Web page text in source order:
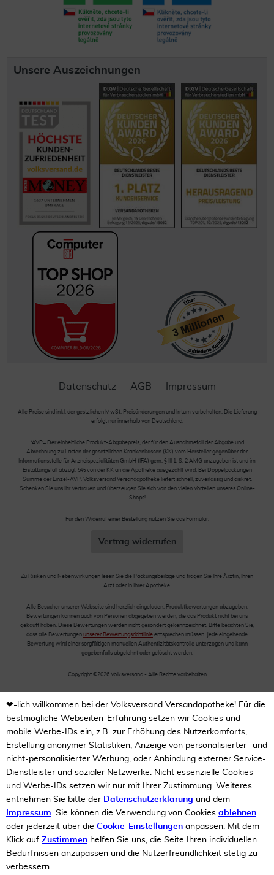
Unsere Auszeichnungen
Datenschutz AGB Impressum
Alle Preise sind inkl. der gestzlichen MwSt. Preisänderungen und Irrtum vorbehalten. Die Lieferung
erfolgt nur innerhalb von Deutschland.
*AVP= Der einheitliche Produkt-Abgabepreis, der für den Ausnahmefall der Abgabe und
Abrechnung zu Lasten der gesetzlichen Krankenkassen (KK) vom Hersteller gegenüber der
Informationsstelle für Arzneispezialitäten GmbH (IFA) gem. § III 1, S. 2 AMG anzugeben ist und im
Erstattungsfall abzügl. 5% von der KK an die Apotheke ausgezahlt wird. Bei Doppelpackungen
Summe der Einzel-AVP. Volksversand Versandapotheke liefert schnell, zuverlässig und diskret.
Schenken Sie uns Ihr Vertrauen und überzeugen Sie sich von den vielen Vorteilen unseres Online-
Shops!
Für den Widerruf einer Bestellung nutzen Sie das Formular:
Vertrag widerrufen
Zu Risiken und Nebenwirkungen lesen Sie die Packungsbeilage und fragen Sie Ihre Ärztin, Ihren
Arzt oder in Ihrer Apotheke.
Alle Besucher unserer Webseite sind herzlich eingeladen, Produktbewertungen abzugeben.
Bewertungen können auch von Personen abgegeben werden, die das Produkt nicht bei uns
gekauft haben. Diese Bewertungen werden nicht gesondert gekennzeichnet. Bitte beachten Sie,
dass alle Bewertungen unserer Bewertungsrichtlinie entsprechen müssen. Jede eingehende
Bewertung wird einer sorgfältigen manuellen Authentizitätskontrolle unterzogen und kann
gegebenfalls abgelehnt oder gelöscht werden.
Copyright ©2026 Volksversand - Alle Rechte vorbehalten
❤-lich willkommen bei der Volksversand Versandapotheke! Für die
bestmögliche Webseiten-Erfahrung setzen wir Cookies und
mobile Werbe-IDs ein, z.B. zur Erhöhung des Nutzerkomforts,
Erstellung anonymer Statistiken, Anzeige von personalisierter- und
nicht-personalisierter Werbung, oder Anbindung externer Service-
Dienstleister und sozialer Netzwerke. Nicht essenzielle Cookies
und Werbe-IDs setzen wir nur mit Ihrer Zustimmung. Weiteres
entnehmen Sie bitte der Datenschutzerklärung und dem
Impressum. Sie können die Verwendung von Cookies ablehnen
oder jederzeit über die Cookie-Einstellungen anpassen. Mit dem
Klick auf Zustimmen helfen Sie uns, die Seite Ihren individuellen
Bedürfnissen anzupassen und die Nutzerfreundlichkeit stetig zu
verbessern.